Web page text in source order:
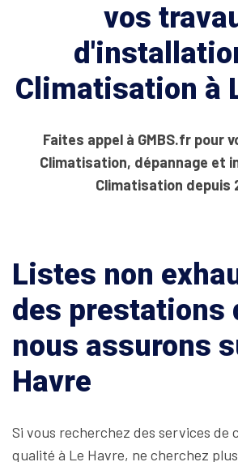
vos
Climatisation à
Faites appel à GMBS.fr pour
Climatisation, dépannage et
Climatisation depuis
Listes non
des prestations
nous assurons
Havre
Si vous recherchez des services de
qualité à Le Havre, ne cherchez